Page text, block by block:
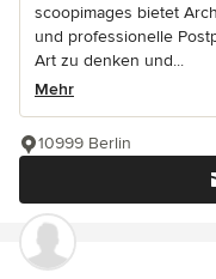
scoopimages bietet
und professionelle
Art zu denken und...
Mehr
10999 Berlin